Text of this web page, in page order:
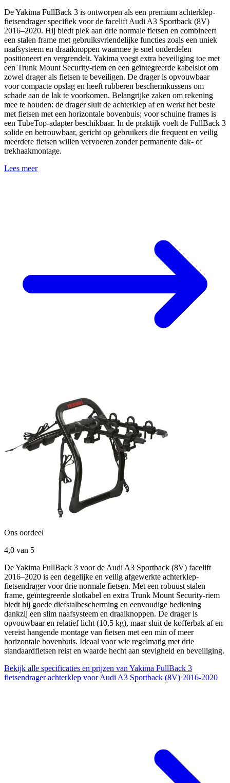
De Yakima FullBack 3 is ontworpen als een premium achterklep-
fietsendrager specifiek voor de facelift Audi A3 Sportback (8V)
2016–2020. Hij biedt plek aan drie normale fietsen en combineert
een stalen frame met gebruiksvriendelijke functies zoals een uniek
naafsysteem en draaiknoppen waarmee je snel onderdelen
positioneert en vergrendelt. Yakima voegt extra beveiliging toe met
een Trunk Mount Security-riem en een geïntegreerde kabelslot om
zowel drager als fietsen te beveiligen. De drager is opvouwbaar
voor compacte opslag en heeft rubberen beschermkussens om
schade aan de lak te voorkomen. Belangrijke zaken om rekening
mee te houden: de drager sluit de achterklep af en werkt het beste
met fietsen met een horizontale bovenbuis; voor schuine frames is
een TubeTop-adapter beschikbaar. In de praktijk voelt de FullBack 3
solide en betrouwbaar, gericht op gebruikers die frequent en veilig
meerdere fietsen willen vervoeren zonder permanente dak- of
trekhaakmontage.
Lees meer
Ons oordeel
4,0 van 5
De Yakima FullBack 3 voor de Audi A3 Sportback (8V) facelift
2016–2020 is een degelijke en veilig afgewerkte achterklep-
fietsendrager voor drie normale fietsen. Met een robuust stalen
frame, geïntegreerde slotkabel en extra Trunk Mount Security-riem
biedt hij goede diefstalbescherming en eenvoudige bediening
dankzij een slim naafsysteem en draaiknoppen. De drager is
opvouwbaar en relatief licht (10,5 kg), maar sluit de kofferbak af en
vereist hangende montage van fietsen met een min of meer
horizontale bovenbuis. Ideaal voor wie regelmatig met drie
standaardfietsen reist en waarde hecht aan stevigheid en beveiliging.
Bekijk alle specificaties en prijzen van Yakima FullBack 3
fietsendrager achterklep voor Audi A3 Sportback (8V) 2016-2020